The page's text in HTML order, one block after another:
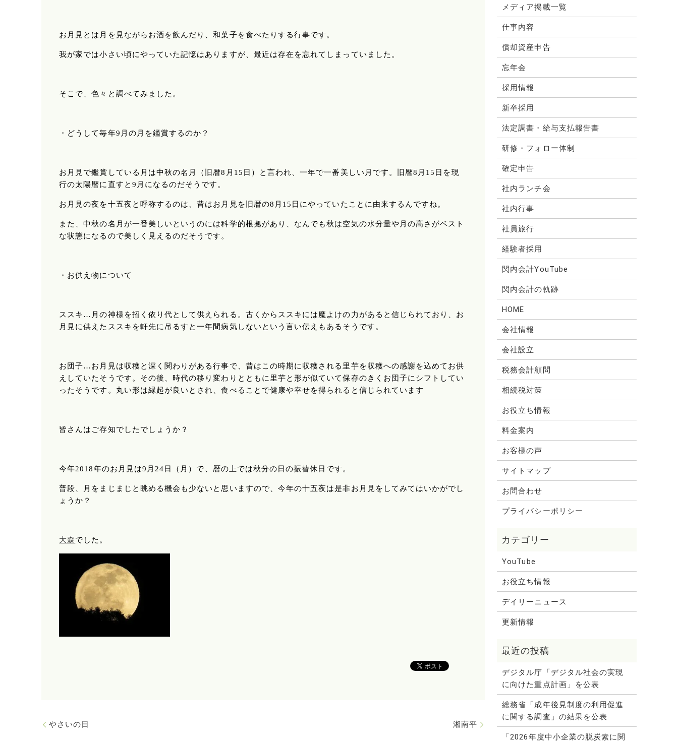
お月見とは月を見ながらお酒を飲んだり、和菓子を食べたりする行事です。
我が家では小さい頃にやっていた記憶はありますが、最近は存在を忘れてしまっていました。
そこで、色々と調べてみました。
・どうして毎年9月の月を鑑賞するのか？
お月見で鑑賞している月は中秋の名月（旧暦8月15日）と言われ、一年で一番美しい月です。旧暦8月15日を現
行の太陽暦に直すと9月になるのだそうです。
お月見の夜を十五夜と呼称するのは、昔はお月見を旧暦の8月15日にやっていたことに由来するんですね。
また、中秋の名月が一番美しいというのには科学的根拠があり、なんでも秋は空気の水分量や月の高さがベスト
な状態になるので美しく見えるのだそうです。
・お供え物について
ススキ…月の神様を招く依り代として供えられる。古くからススキには魔よけの力があると信じられており、お
月見に供えたススキを軒先に吊るすと一年間病気しないという言い伝えもあるそうです。
お団子…お月見は収穫と深く関わりがある行事で、昔はこの時期に収穫される里芋を収穫への感謝を込めてお供
えしていたそうです。その後、時代の移り変わりとともに里芋と形が似ていて保存のきくお団子にシフトしてい
ったそうです。丸い形は縁起が良いとされ、食べることで健康や幸せを得られると信じられています
皆さんはご存知でしたでしょうか？
今年2018年のお月見は9月24日（月）で、暦の上では秋分の日の振替休日です。
普段、月をまじまじと眺める機会も少ないと思いますので、今年の十五夜は是非お月見をしてみてはいかがでし
ょうか？
大森でした。
やさいの日 湘南平
メディア掲載一覧
仕事内容
償却資産申告
忘年会
採用情報
新卒採用
法定調書・給与支払報告書
研修・フォロー体制
確定申告
社内ランチ会
社内行事
社員旅行
経験者採用
関内会計YouTube
関内会計の軌跡
HOME
会社情報
会社設立
税務会計顧問
相続税対策
お役立ち情報
料金案内
お客様の声
サイトマップ
お問合わせ
プライバシーポリシー
YouTube
お役立ち情報
デイリーニュース
更新情報
デジタル庁「デジタル社会の実現
に向けた重点計画」を公表
総務省「成年後見制度の利用促進
に関する調査」の結果を公表
「2026年度中小企業の脱炭素に関